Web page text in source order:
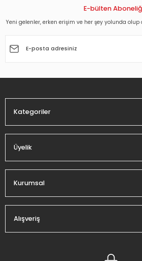
Görüş ve önerileriniz için teşekkür ederiz.
Ürün açıklamasında eksik bilgiler
Ürün fiyatı diğer sitelerden daha pahalı.
E-bülten
Yeni gelenler, erken erişim ve her şey yolunda
Kategoriler
Üyelik
Kurumsal
Alışveriş